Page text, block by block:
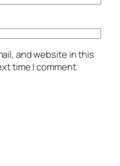
and website in this
time I comment.